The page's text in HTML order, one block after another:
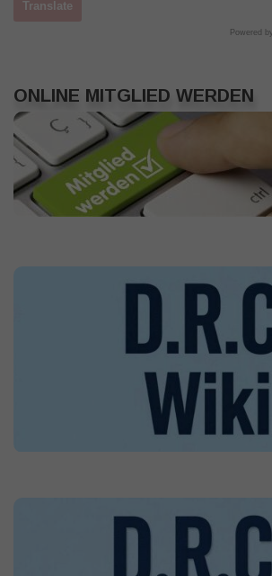
Powered by
ONLINE MITGLIED WERDEN